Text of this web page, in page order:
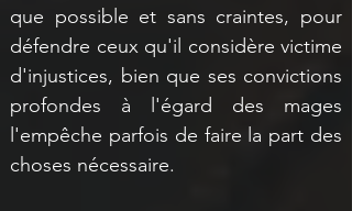
que possible et sans craintes, pour
défendre ceux qu'il considère victime
d'injustices, bien que ses convictions
profondes à l'égard des mages
l'empêche parfois de faire la part des
choses nécessaire.